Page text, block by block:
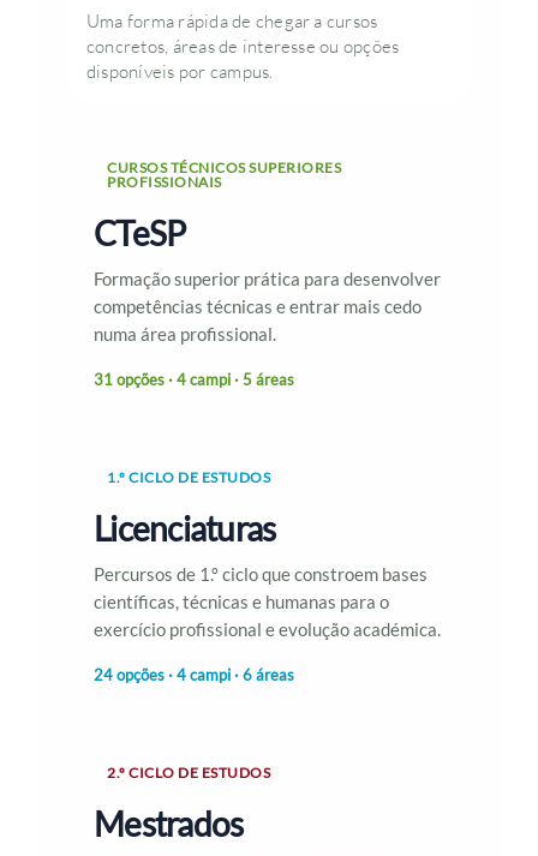
Uma forma rápida de chegar a cursos
concretos, áreas de interesse ou opções
disponíveis por campus.
CURSOS TÉCNICOS SUPERIORES
PROFISSIONAIS
CTeSP
Formação superior prática para desenvolver
competências técnicas e entrar mais cedo
numa área profissional.
31 opções · 4 campi · 5 áreas
1.º CICLO DE ESTUDOS
Licenciaturas
Percursos de 1.º ciclo que constroem bases
científicas, técnicas e humanas para o
exercício profissional e evolução académica.
24 opções · 4 campi · 6 áreas
2.º CICLO DE ESTUDOS
Mestrados